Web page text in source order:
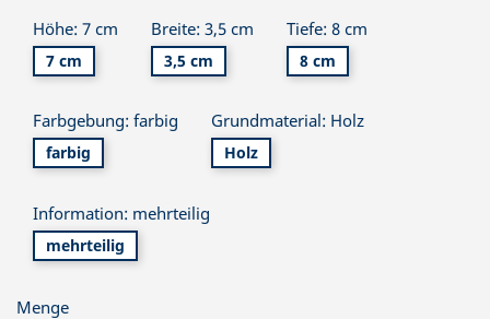
Höhe: 7 cm
7 cm
Breite: 3,5 cm
3,5 cm
Tiefe: 8 cm
8 cm
Farbgebung: farbig
farbig
Grundmaterial: Holz
Holz
Information: mehrteilig
mehrteilig
Menge